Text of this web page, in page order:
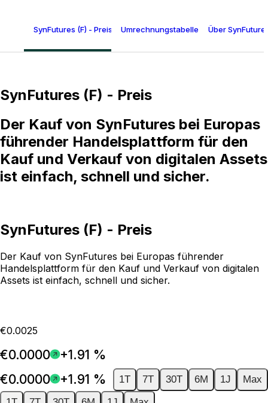
SynFutures (F) - Preis Umrechnungstabelle für SynFutures
Über
SynFutures (F) - Preis
Der Kauf von SynFutures bei Europas
führender Handelsplattform für den
Kauf und Verkauf von digitalen Assets
ist einfach, schnell und sicher.
SynFutures (F) - Preis
Der Kauf von SynFutures bei Europas führender
Handelsplattform für den Kauf und Verkauf von digitalen
Assets ist einfach, schnell und sicher.
€0.0025
€0.0000
+1.91 %
€0.0000
+1.91 % 1T 7T 30T 6M 1J
Max